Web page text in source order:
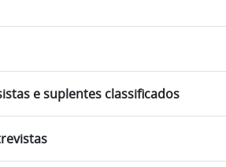
e suplentes classificados